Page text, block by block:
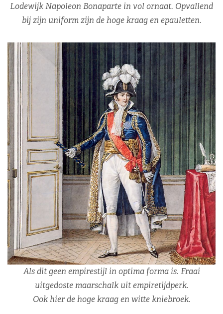
Lodewijk Napoleon Bonaparte in vol ornaat. Opvallend
bij zijn uniform zijn de hoge kraag en epauletten.
Als dit geen empirestijl in optima forma is. Fraai
uitgedoste maarschalk uit empiretijdperk.
Ook hier de hoge kraag en witte kniebroek.